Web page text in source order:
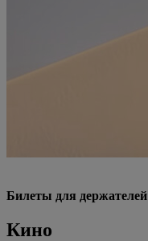
Билеты для держателей
Кино